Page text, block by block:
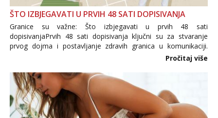
ŠTO IZBJEGAVATI U PRVIH 48 SATI DOPISIVANJA
Granice su važne: Što izbjegavati u prvih 48 sati
dopisivanjaPrvih 48 sati dopisivanja ključni su za stvaranje
prvog dojma i postavljanje zdravih granica u komunikaciji.
Važno je izbjeći prebrzo otkrivanje osobnih ili intimnih
informacija, jer nepoznata osoba još nije zaslužila to
povjerenje. Takođe...
Pročitaj više